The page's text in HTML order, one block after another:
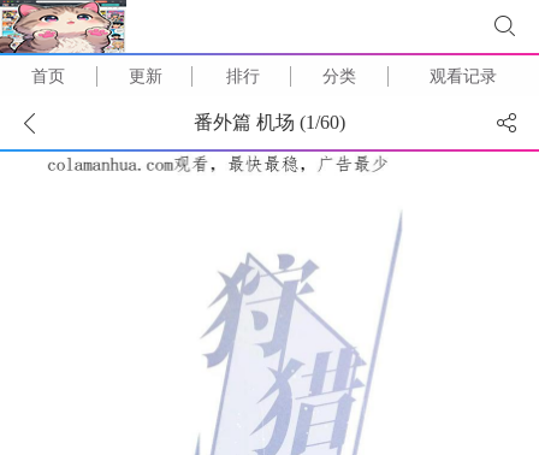
首页 更新 排行 分类 观看记录
番外篇 机场 (1/60)